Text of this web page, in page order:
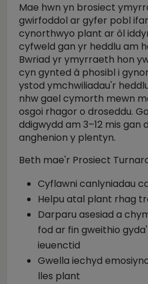
Mae hwn yn brosiect
gwirfoddol ar gyfer pobl
cynorthwyo plant ar ôl
cyfweld gan yr heddlu am
Bwriad yr ymyrraeth hon
cyn gynted â phosibl i
ystod ymchwiliadau'r
nhw gael cymorth mewn
osgoi rhagor o droseddu.
ddigwydd am 3–12 mis gan
anghenion y plentyn.
Beth mae'r Prosiect
Cyflawni canlyniadau
Helpu atal plant rhag
Darparu asesiad a
fod ar fin gweithio
ieuenctid
Gwella iechyd
lles plant